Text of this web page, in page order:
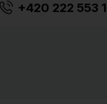
+420 222 553